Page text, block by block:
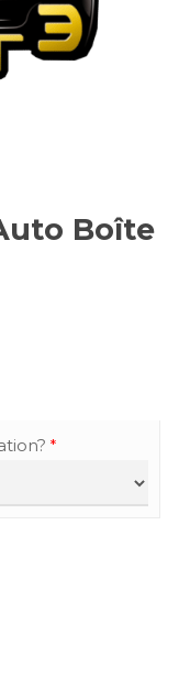
Boîte
*